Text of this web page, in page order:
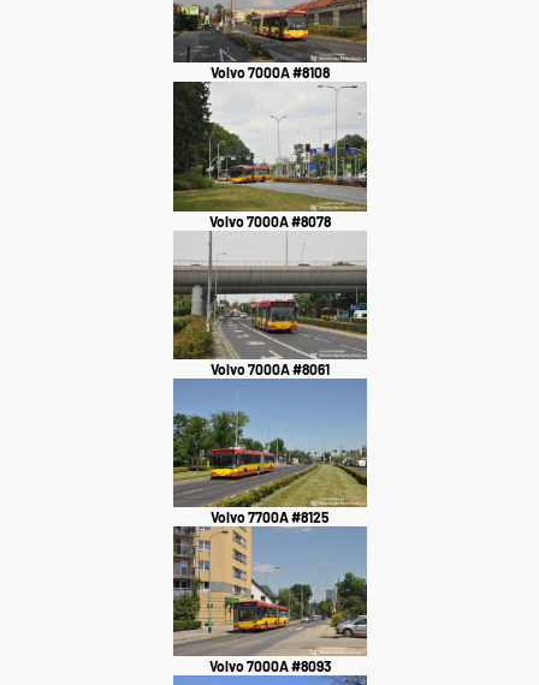
Volvo 7000A #8108
Volvo 7000A #8078
Volvo 7000A #8061
Volvo 7700A #8125
Volvo 7000A #8093